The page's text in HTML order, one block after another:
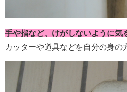
手や指など、けがしないように気
カッターや道具などを自分の身の